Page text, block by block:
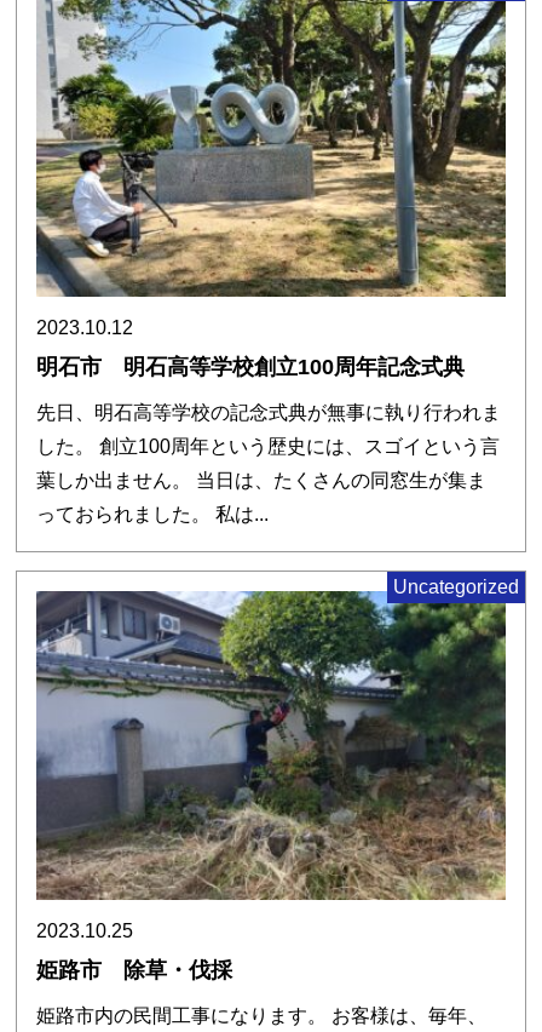
2023.10.12
明石市 明石高等学校創立100周年記念式典
先日、明石高等学校の記念式典が無事に執り行われま
した。 創立100周年という歴史には、スゴイという言
葉しか出ません。 当日は、たくさんの同窓生が集ま
っておられました。 私は...
Uncategorized
2023.10.25
姫路市 除草・伐採
姫路市内の民間工事になります。 お客様は、毎年、